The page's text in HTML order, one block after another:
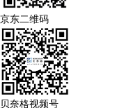
京东二维码
贝奈格视频号